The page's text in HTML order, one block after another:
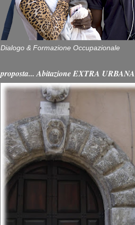
Dialogo & Formazione Occupazionale
proposta... Abitazione EXTRA URBANA